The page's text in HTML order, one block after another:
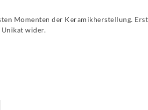
Momenten der Keramikherstellung.
Unikat wider.